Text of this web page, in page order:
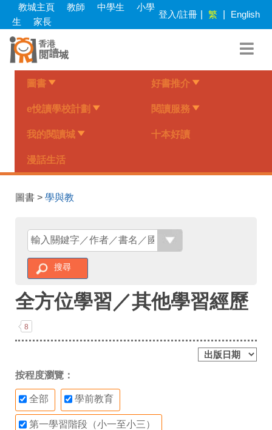
Skip
main
content
教城主頁 教師 中學生
小學
生
家長
登入/註冊 繁 English
圖書 好書推介
e悅讀學校計劃 閱讀服務
我的閱讀城 十本好讀
漫話生活
圖書 > 學與教
搜尋
全方位學習／其他學習經歷
8
按程度瀏覽：
全部 學前教育
第一學習階段（小一至小三）